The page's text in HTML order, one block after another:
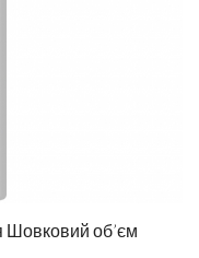
Шовковий об’єм